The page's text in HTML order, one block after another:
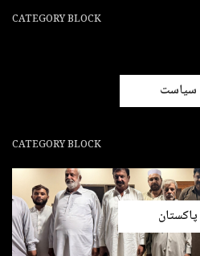
CATEGORY BLOCK
سیاست
CATEGORY BLOCK
پاکستان